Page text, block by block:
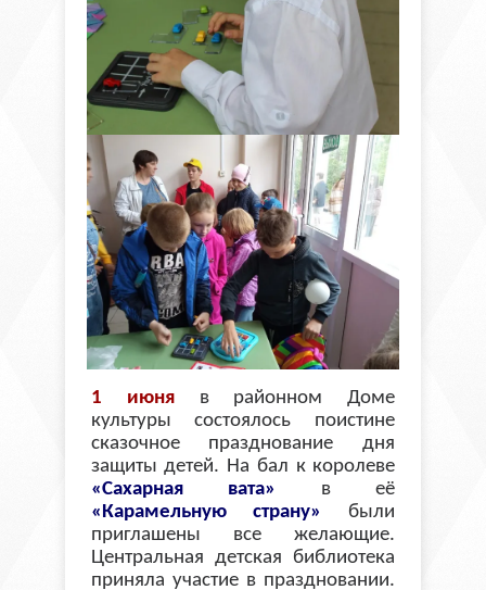
1 июня в районном Доме
культуры состоялось поистине
сказочное празднование дня
защиты детей. На бал к королеве
«Сахарная вата»
в её
«Карамельную страну»
были
приглашены все желающие.
Центральная детская библиотека
приняла участие в праздновании.